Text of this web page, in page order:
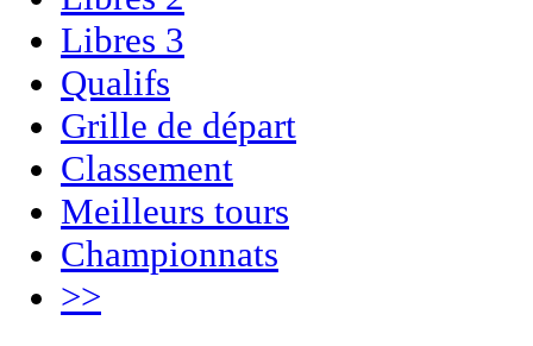
Libres 3
Qualifs
Grille de départ
Classement
Meilleurs tours
Championnats
>>